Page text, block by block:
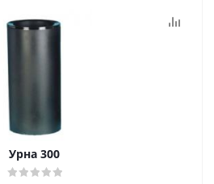
Урна 300